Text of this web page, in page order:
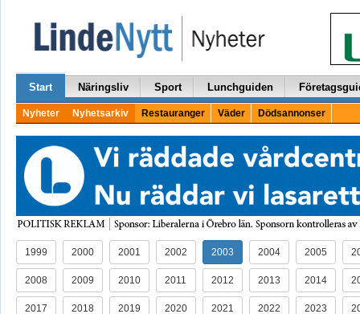
Start Näringsliv Sport Lunchguiden
Nyheter Nyhetsarkiv Restauranger Väder Dödsannonser
1999 2000 2001 2002 2003 2004 2005
2008 2009 2010 2011 2012 2013 2014
2017 2018 2019 2020 2021 2022 2023